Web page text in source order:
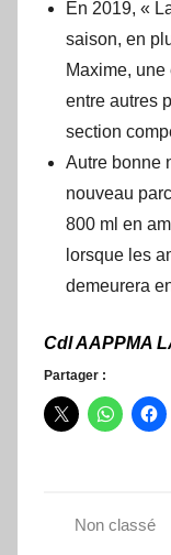
En 2019, «
saison, en
Maxime,
entre autres
section
Autre bonne
nouveau
800 ml en
lorsque les
demeurera
Cdl AAPPMA
Partager :
Non classé